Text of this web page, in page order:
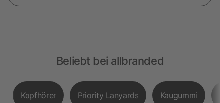
Beliebt bei allbranded
Kopfhörer Priority Lanyards Kaugummi